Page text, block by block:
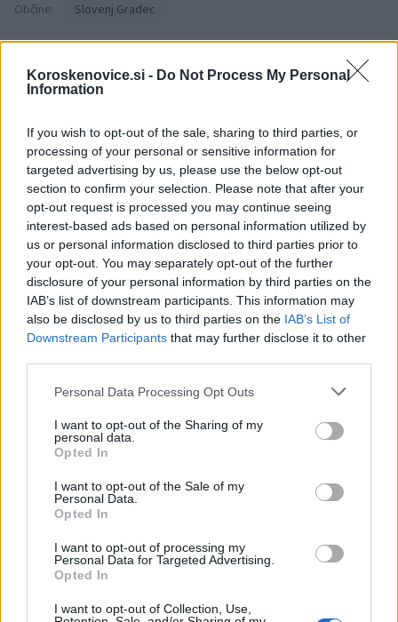
Koroskenovice.si - Do Not Process My Personal
Information
If you wish to opt-out of the sale, sharing to third parties, or
processing of your personal or sensitive information for
targeted advertising by us, please use the below opt-out
section to confirm your selection. Please note that after your
opt-out request is processed you may continue seeing
interest-based ads based on personal information utilized by
us or personal information disclosed to third parties prior to
your opt-out. You may separately opt-out of the further
disclosure of your personal information by third parties on the
IAB’s list of downstream participants. This information may
also be disclosed by us to third parties on the IAB’s List of
Downstream Participants that may further disclose it to other
Please note that this website/app uses one or more Google
not limited to your visit or usage behaviour. You may click to
grant or deny consent to Google and its third-party tags to
use your data for below specified purposes in below Google
consent section.
Personal Data Processing Opt Outs
I want to opt-out of the Sharing of my
personal data.
Opted In
I want to opt-out of the Sale of my
Personal Data.
Opted In
I want to opt-out of processing my
Personal Data for Targeted Advertising.
Opted In
I want to opt-out of Collection, Use,
Občine: Slovenj Gradec
Več iz kraja Slovenj Gradec
Jutri v Slovenj Gradcu
brezplačna opera pod
zvezdami: na Trgu svobode bo
Na Koroško prihaja
avtomobilski spektakel:
Rohnenje motorjev, dvoboji na
Festivalu SHOTS prestavljen na
Slovenj Gradec: Filmske
premiere, napete zgodbe in
Več iz kategorije Novice